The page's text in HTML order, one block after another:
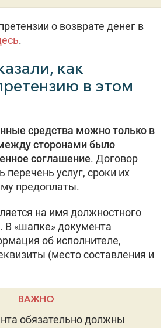
о возврате денег в
.
как
в этом
средства можно только в
сторонами было
соглашение. Договор
услуг, сроки их
предоплаты.
на имя должностного
В «шапке» документа
об исполнителе,
(место составления и
ВАЖНО
обязательно должны